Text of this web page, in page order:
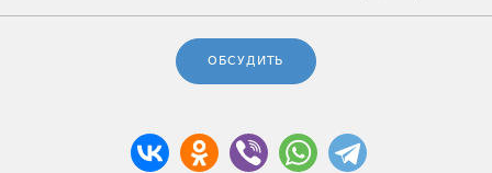
ОБСУДИТЬ